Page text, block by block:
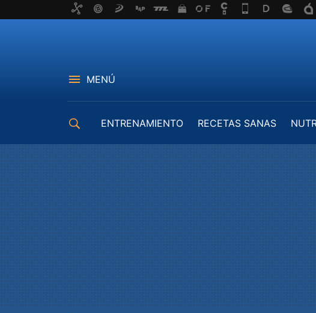
MENÚ
ENTRENAMIENTO RECETAS SANAS